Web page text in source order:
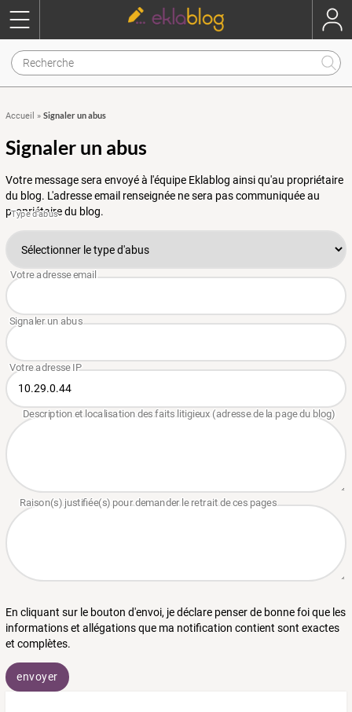
Accueil » Signaler un abus
Signaler un abus
Votre message sera envoyé à l'équipe Eklablog ainsi qu'au propriétaire
du blog. L'adresse email renseignée ne sera pas communiquée au
propriétaire du blog.
En cliquant sur le bouton d'envoi, je déclare penser de bonne foi que les
informations et allégations que ma notification contient sont exactes
et complètes.
envoyer